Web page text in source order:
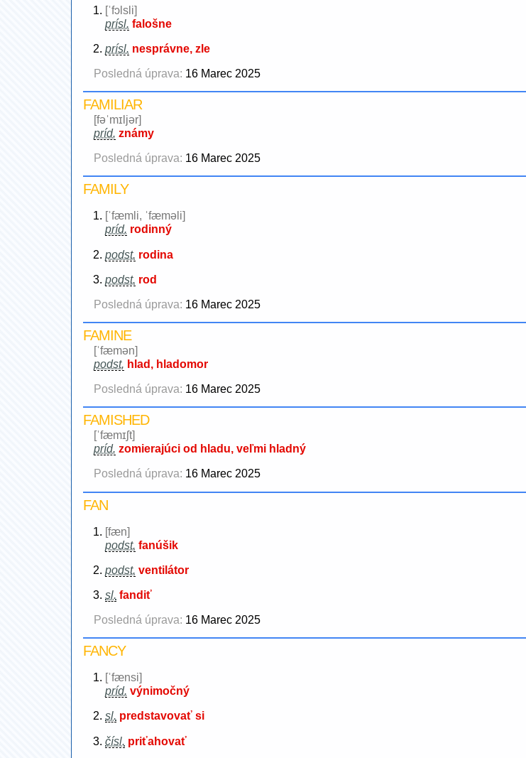
[ˈfɔlsli]
prísl. falošne
prísl. nesprávne, zle
Posledná úprava: 16 Marec 2025
FAMILIAR
[fəˈmɪljər]
príd. známy
Posledná úprava: 16 Marec 2025
FAMILY
[ˈfæmli, ˈfæməli]
príd. rodinný
podst. rodina
podst. rod
Posledná úprava: 16 Marec 2025
FAMINE
[ˈfæmən]
podst. hlad, hladomor
Posledná úprava: 16 Marec 2025
FAMISHED
[ˈfæmɪʃt]
príd. zomierajúci od hladu, veľmi hladný
Posledná úprava: 16 Marec 2025
FAN
[fæn]
podst. fanúšik
podst. ventilátor
sl. fandiť
Posledná úprava: 16 Marec 2025
FANCY
[ˈfænsi]
príd. výnimočný
sl. predstavovať si
čísl. priťahovať